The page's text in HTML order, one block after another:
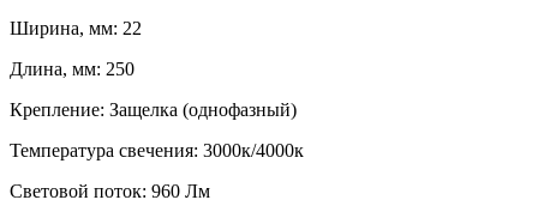
Ширина, мм: 22
Длина, мм: 250
Крепление: Защелка (однофазный)
Температура свечения: 3000к/4000к
Световой поток: 960 Лм